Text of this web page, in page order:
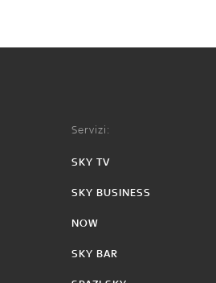
Servizi:
SKY TV
SKY BUSINESS
NOW
SKY BAR